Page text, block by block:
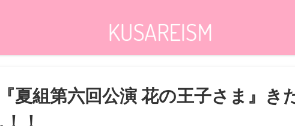
夏組第六回公演 花の王子さま』
！